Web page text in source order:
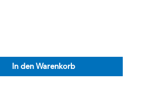
In den Warenkorb